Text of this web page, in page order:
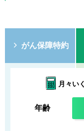
がん保障特約
月々い
年齢